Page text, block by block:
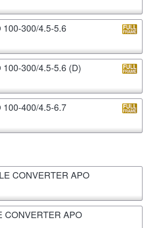
100-300/4.5-5.6
100-300/4.5-5.6 (D)
100-400/4.5-6.7
CONVERTER APO
CONVERTER APO